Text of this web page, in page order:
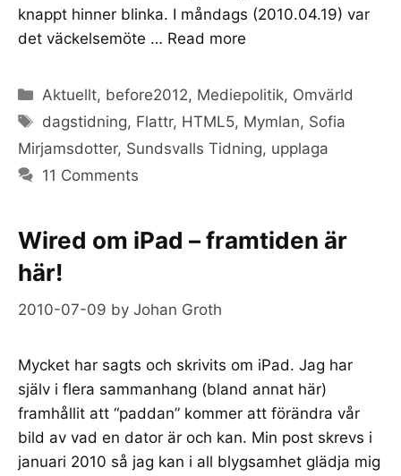
knappt hinner blinka. I måndags (2010.04.19) var
det väckelsemöte … Read more
Categories
Aktuellt, before2012, Mediepolitik, Omvärld
Tags
dagstidning, Flattr, HTML5, Mymlan, Sofia
Mirjamsdotter, Sundsvalls Tidning, upplaga
11 Comments
Wired om iPad – framtiden är
här!
2010-07-09 by Johan Groth
Mycket har sagts och skrivits om iPad. Jag har
själv i flera sammanhang (bland annat här)
framhållit att “paddan” kommer att förändra vår
bild av vad en dator är och kan. Min post skrevs i
januari 2010 så jag kan i all blygsamhet glädja mig